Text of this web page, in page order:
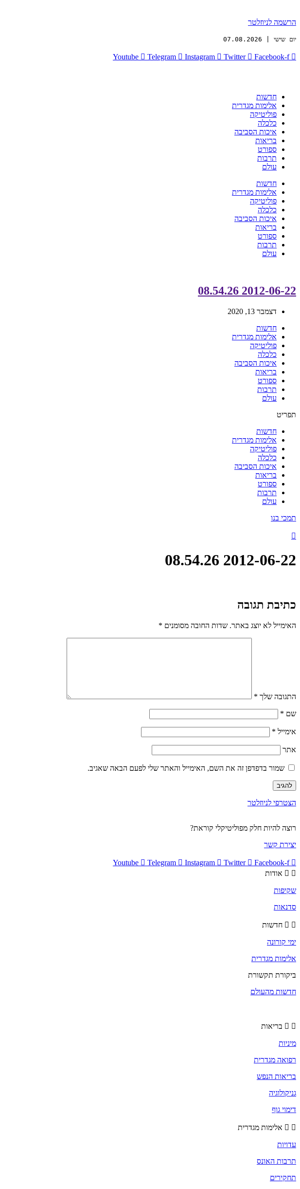
הרשמה לניוזלטר
יום שישי | 07.08.2026
Youtube Telegram Instagram Twitter Facebook-f
חדשות
אלימות מגדרית
פוליטיקה
כלכלה
איכות הסביבה
בריאות
ספורט
תרבות
עולם
חדשות
אלימות מגדרית
פוליטיקה
כלכלה
איכות הסביבה
בריאות
ספורט
תרבות
עולם
2012-06-22 08.54.26
דצמבר 13, 2020
חדשות
אלימות מגדרית
פוליטיקה
כלכלה
איכות הסביבה
בריאות
ספורט
תרבות
עולם
תפריט
חדשות
אלימות מגדרית
פוליטיקה
כלכלה
איכות הסביבה
בריאות
ספורט
תרבות
עולם
תמכי בנו
2012-06-22 08.54.26
כתיבת תגובה
האימייל לא יוצג באתר. שדות החובה מסומנים *
התגובה שלך *
שם *
אימייל *
אתר
שמור בדפדפן זה את השם, האימייל והאתר שלי לפעם הבאה שאגיב.
הצטרפי לניוזלטר
רוצה להיות חלק מפוליטיקלי קוראת?
יצירת קשר
Youtube Telegram Instagram Twitter
Facebook-f
אודות
שקיפות
סדנאות
חדשות
ימי קורונה
אלימות מגדרית
ביקורת תקשורת
חדשות מהעולם
בריאות
מיניות
רפואה מגדרית
בריאות הנפש
גניקולוגיה
דימוי גוף
אלימות מגדרית
עדויות
תרבות האונס
תחקירים